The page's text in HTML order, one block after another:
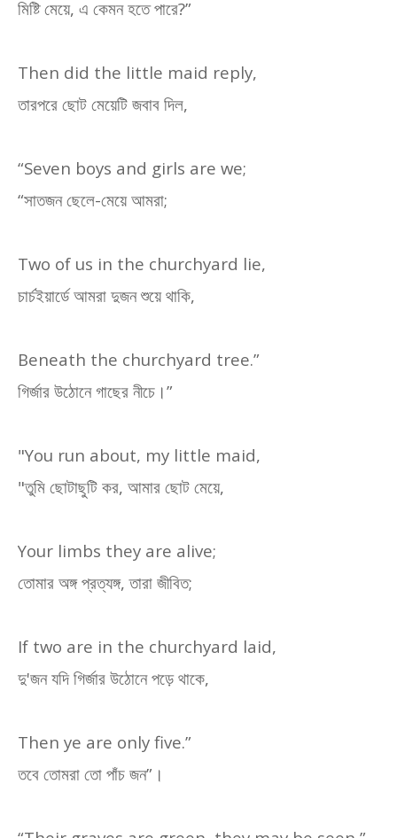
মিষ্টি মেয়ে, এ কেমন হতে পারে?”
Then did the little maid reply,
তারপরে ছোট মেয়েটি জবাব দিল,
“Seven boys and girls are we;
“সাতজন ছেলে-মেয়ে আমরা;
Two of us in the churchyard lie,
চার্চইয়ার্ডে আমরা দুজন শুয়ে থাকি,
Beneath the churchyard tree.”
গির্জার উঠোনে গাছের নীচে।”
"You run about, my little maid,
"তুমি ছোটাছুটি কর, আমার ছোট মেয়ে,
Your limbs they are alive;
তোমার অঙ্গ প্রত্যঙ্গ, তারা জীবিত;
If two are in the churchyard laid,
দু'জন যদি গির্জার উঠোনে পড়ে থাকে,
Then ye are only five.”
তবে তোমরা তো পাঁচ জন”।